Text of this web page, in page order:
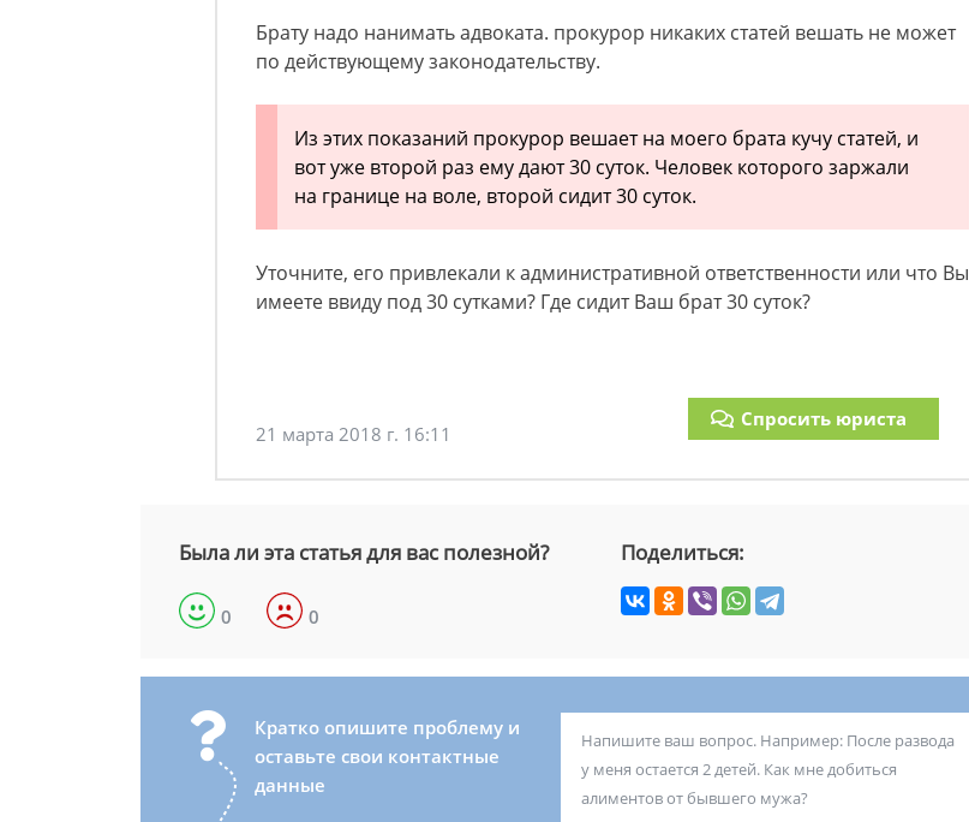
Брату надо нанимать адвоката. прокурор никаких статей вешать не может
по действующему законодательству.
Из этих показаний прокурор вешает на моего брата кучу статей, и
вот уже второй раз ему дают 30 суток. Человек которого заржали
на границе на воле, второй сидит 30 суток.
Уточните, его привлекали к административной ответственности или что Вы
имеете ввиду под 30 сутками? Где сидит Ваш брат 30 суток?
21 марта 2018 г. 16:11
Спросить юриста
Была ли эта статья для вас полезной?
0 0
Поделиться:
Кратко опишите проблему и
оставьте свои контактные
данные